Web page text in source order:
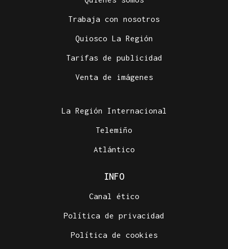
Trabaja con nosotros
Quiosco La Región
Tarifas de publicidad
Venta de imágenes
La Región Internacional
Telemiño
Atlántico
INFO
Canal ético
Política de privacidad
Política de cookies